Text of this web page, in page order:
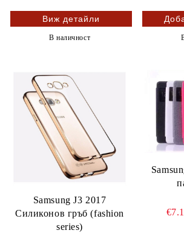
Виж детайли
В наличност
Samsung J3 2017
Силиконов гръб (fashion
series)